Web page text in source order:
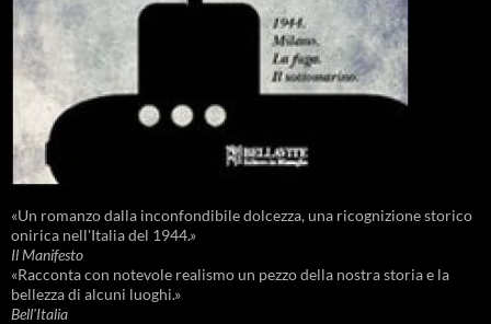
«Un romanzo dalla inconfondibile dolcezza, una ricognizione storico
onirica nell'Italia del 1944.»
Il Manifesto
«Racconta con notevole realismo un pezzo della nostra storia e la
bellezza di alcuni luoghi.»
Bell'Italia